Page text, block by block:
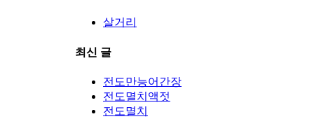
살거리
최신 글
전도만능어간장
전도멸치액젓
전도멸치